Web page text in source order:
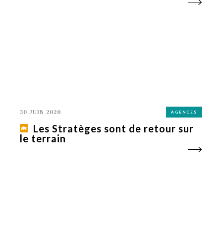
30 JUIN 2020 AGENCES
Les Stratèges sont de retour sur
le terrain